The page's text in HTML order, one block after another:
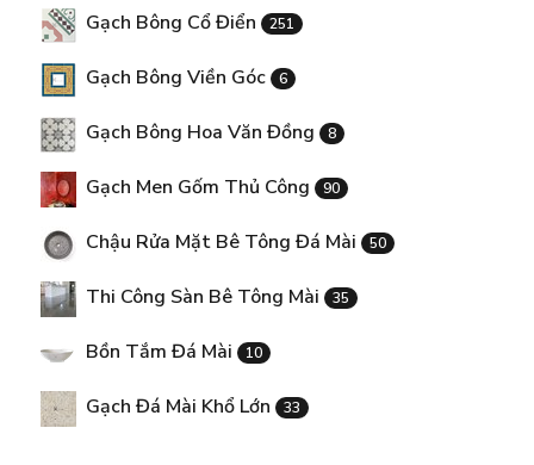
Gạch Bông Cổ Điển 251
Gạch Bông Viền Góc 6
Gạch Bông Hoa Văn Đồng 8
Gạch Men Gốm Thủ Công 90
Chậu Rửa Mặt Bê Tông Đá Mài 50
Thi Công Sàn Bê Tông Mài 35
Bồn Tắm Đá Mài 10
Gạch Đá Mài Khổ Lớn 33